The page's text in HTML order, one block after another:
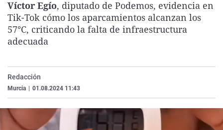
La rosa de los vientos
Gente viajera
Caso
Retornados
Extremadura
Galicia
Virales
Televisión
Víctor Egío, diputado de Podemos, evidencia en
Tik-Tok cómo los aparcamientos alcanzan los
57°C, criticando la falta de infraestructura
adecuada
Redacción
Murcia 01.08.2024 11:43